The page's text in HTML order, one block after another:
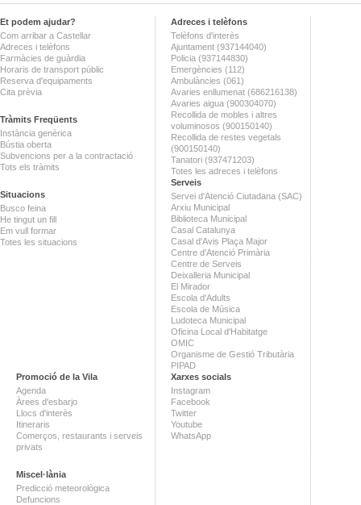
Et podem ajudar?
Com arribar a Castellar
Adreces i telèfons
Farmàcies de guàrdia
Horaris de transport públic
Reserva d'equipaments
Cita prèvia
Tràmits Freqüents
Instància genèrica
Bústia oberta
Subvencions per a la contractació
Tots els tràmits
Situacions
Busco feina
He tingut un fill
Em vull formar
Totes les situacions
Adreces i telèfons
Telèfons d'interès
Ajuntament (937144040)
Policia (937144830)
Emergències (112)
Ambulàncies (061)
Avaries enllumenat (686216138)
Avaries aigua (900304070)
Recollida de mobles i altres
voluminosos (900150140)
Recollida de restes vegetals
(900150140)
Tanatori (937471203)
Totes les adreces i telèfons
Serveis
Servei d'Atenció Ciutadana (SAC)
Arxiu Municipal
Biblioteca Municipal
Casal Catalunya
Casal d'Avis Plaça Major
Centre d'Atenció Primària
Centre de Serveis
Deixalleria Municipal
El Mirador
Escola d'Adults
Escola de Música
Ludoteca Municipal
Oficina Local d'Habitatge
OMIC
Organisme de Gestió Tributària
PIPAD
Promoció de la Vila
Agenda
Àrees d'esbarjo
Llocs d'interès
Itineraris
Comerços, restaurants i serveis
privats
Miscel·lània
Predicció meteorològica
Defuncions
Xarxes socials
Instagram
Facebook
Twitter
Youtube
WhatsApp